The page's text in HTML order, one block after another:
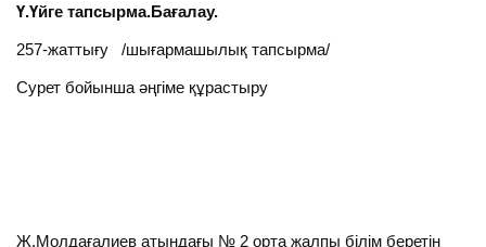
Ү.Үйге тапсырма.Бағалау.
257-жаттығу /шығармашылық тапсырма/
Сурет бойынша әңгіме құрастыру
Ж.Молдағалиев атындағы № 2 орта жалпы білім беретін